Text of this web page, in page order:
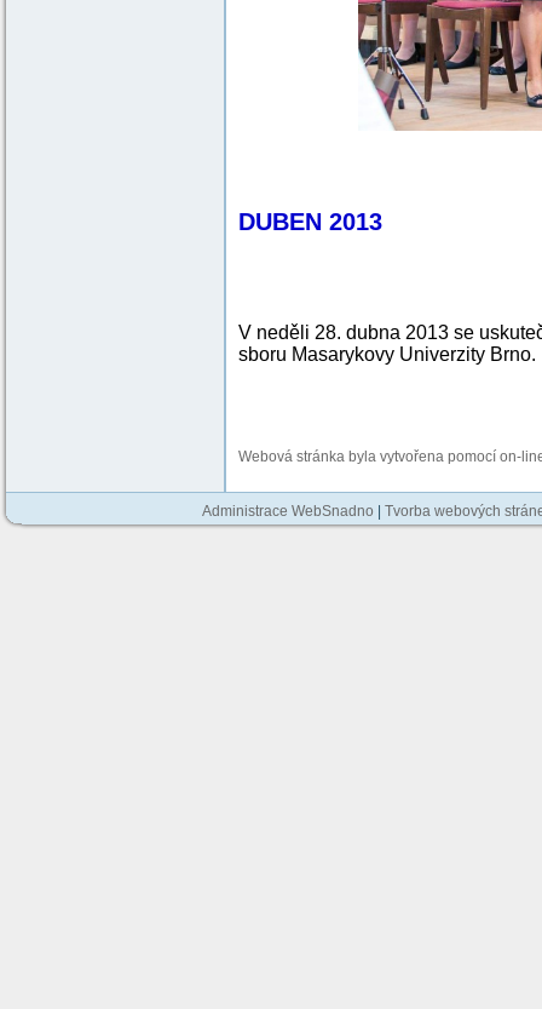
DUBEN 2013
V neděli 28. dubna 2013 se
sboru Masarykovy Univerzity Brno.
Webová stránka byla vytvořena pomocí on-
Administrace WebSnadno |Tvorba webových